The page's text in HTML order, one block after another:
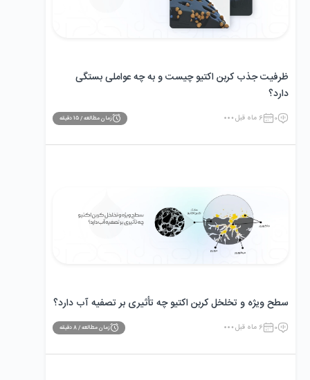
ظرفیت جذب کربن اکتیو چیست و به چه عواملی بستگی
دارد؟
0 6 ماه قبل زمان مطالعه /15دقیقه
سطح ویژه و تخلخل کربن اکتیو چه تأثیری بر تصفیه آب دارد؟
0 6 ماه قبل زمان مطالعه /8دقیقه